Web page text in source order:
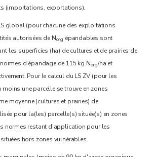
(importations, exportations).
global (pour chacune des exploitations
autorisées de Norg épandables sont
les superficies (ha) de cultures et de prairies de
d’épandage de 115 kg Norg/ha et
Pour le calcul du LS ZV (pour les
une parcelle se trouve en zones
moyenne (cultures et prairies) de
pour la(les) parcelle(s) située(s) en zones
normes restant d'application pour les
hors zones vulnérables.